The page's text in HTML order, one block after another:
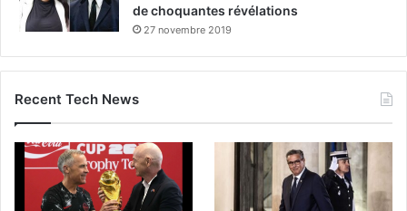
de choquantes révélations
27 novembre 2019
Recent Tech News